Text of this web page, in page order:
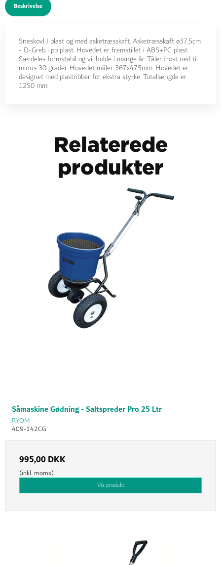
Beskrivelse
Sneskovl I plast og med asketræsskaft. Asketræsskaft ø37,5cm
- D-Greb i pp plast. Hovedet er fremstillet i ABS+PC plast.
Særdeles formstabil og vil holde i mange år. Tåler frost ned til
minus 30 grader. Hovedet måler 367x475mm. Hovedet er
designet med plastribber for ekstra styrke. Totallængde er
1250 mm.
Relaterede
produkter
Såmaskine Gødning - Saltspreder Pro 25 Ltr
RYOM
409-142CG
995,00 DKK
(inkl. moms)
Vis produkt